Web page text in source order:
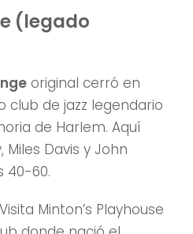
(legado
original cerró en
club de jazz legendario
de Harlem. Aquí
Miles Davis y John
40-60.
Visita Minton’s Playhouse